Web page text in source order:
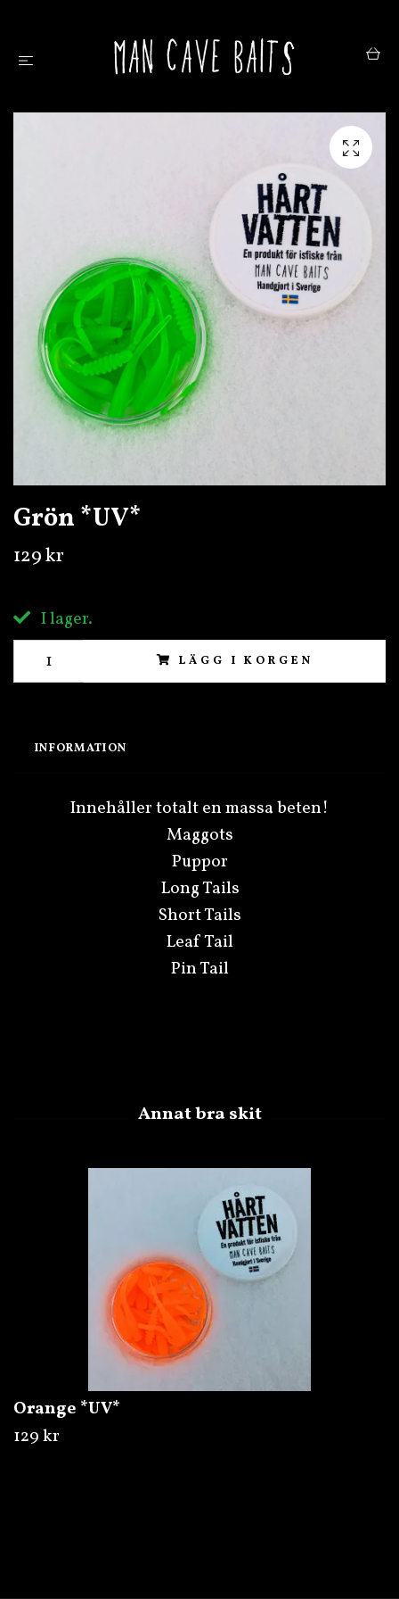
Grön *UV*
129 kr
I lager.
LÄGG I KORGEN
INFORMATION
Innehåller totalt en massa beten!
Maggots
Puppor
Long Tails
Short Tails
Leaf Tail
Pin Tail
Orange *UV*
129 kr